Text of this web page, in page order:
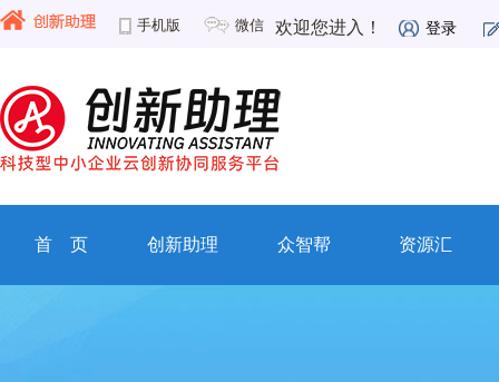
手机版 微信 欢迎您进入！ 登录
首 页 创新助理 众智帮 资源汇